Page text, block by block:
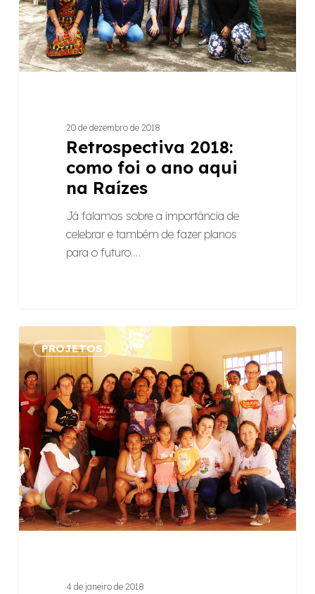
aqui
na
Raízes
20 de dezembro de 2018
Retrospectiva 2018:
como foi o ano aqui
na Raízes
Já falamos sobre a importância de
celebrar e também de fazer planos
para o futuro.…
Raízes
2017:
facilitação,
desenvolvimento
sustentável,
geração
de
renda
e
muito
PROJETOS
4 de janeiro de 2018